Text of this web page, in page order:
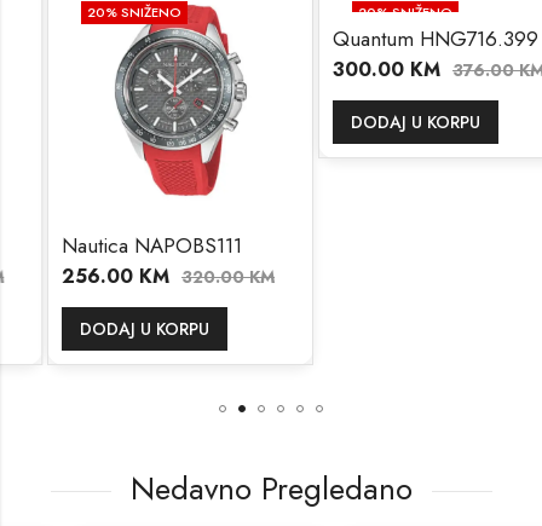
% SNIŽENO
Nautica NAPOBS111
256.00KM 320.00KM
DODAJ U KORPU
% SNIŽENO
Quantum HNG716.399
300.00KM 376.00KM
DODAJ U KORPU
Nedavno Pregledano